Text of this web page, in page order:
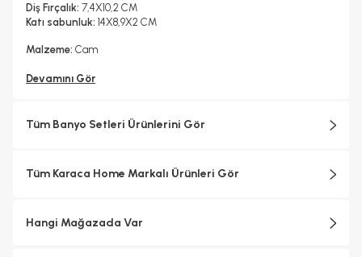
Diş Fırçalık: 7,4X10,2 CM
Katı sabunluk: 14X8,9X2 CM
Malzeme: Cam
Devamını Gör
Tüm Banyo Setleri Ürünlerini Gör
Tüm Karaca Home Markalı Ürünleri Gör
Hangi Mağazada Var